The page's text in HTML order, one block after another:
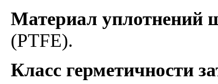
Материал уплотнений
(PTFE).
Класс герметичности